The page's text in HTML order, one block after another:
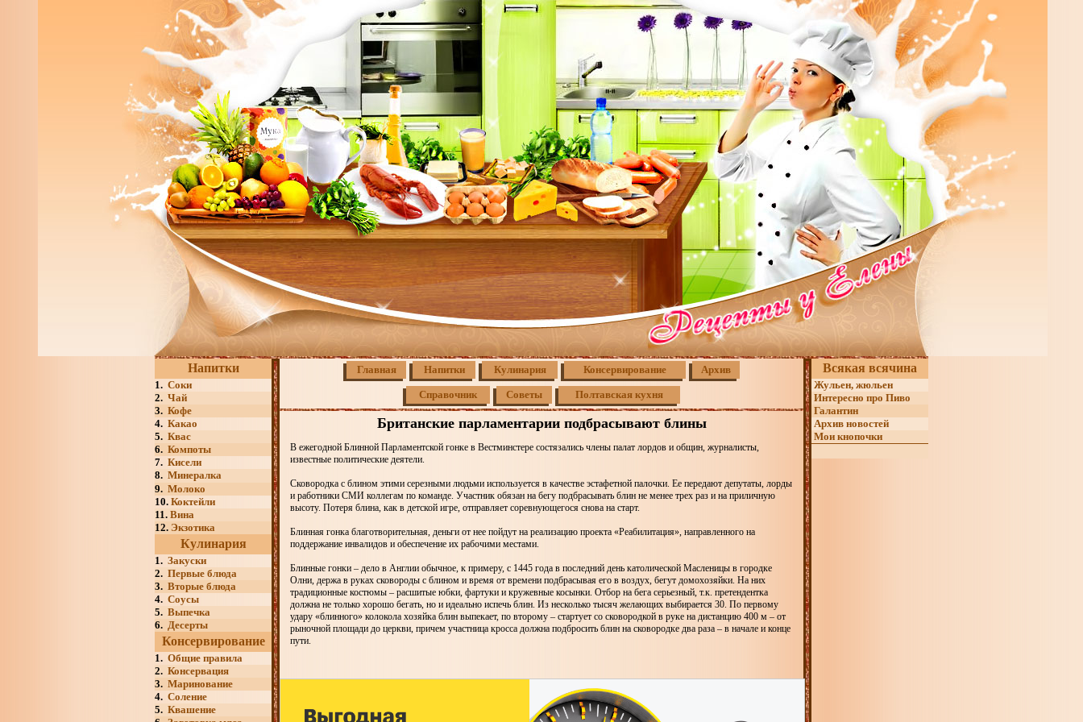
Напитки
1. Соки
2. Чай
3. Кофе
4. Какао
5. Квас
6. Компоты
7. Кисели
8. Минералка
9. Молоко
10. Коктейли
11. Вина
12. Экзотика
Кулинария
1. Закуски
2. Первые блюда
3. Вторые блюда
4. Соусы
5. Выпечка
6. Десерты
Консервирование
1. Общие правила
2. Консервация
3. Маринование
4. Соление
5. Квашение
Главная Напитки Кулинария Консервирование Архив
Справочник Советы Полтавская кухня
Британские парламентарии подбрасывают блины
В ежегодной Блинной Парламентской гонке в Вестминстере состязались члены палат лордов и общин, журналисты,
известные политические деятели.
Сковородка с блином этими серезными людьми используется в качестве эстафетной палочки. Ее передают депутаты, лорды
и работники СМИ коллегам по команде. Участник обязан на бегу подбрасывать блин не менее трех раз и на приличную
высоту. Потеря блина, как в детской игре, отправляет соревнующегося снова на старт.
Блинная гонка благотворительная, деньги от нее пойдут на реализацию проекта «Реабилитация», направленного на
поддержание инвалидов и обеспечение их рабочими местами.
Блинные гонки – дело в Англии обычное, к примеру, с 1445 года в последний день католической Масленицы в городке
Олни, держа в руках сковороды с блином и время от времени подбрасывая его в воздух, бегут домохозяйки. На них
традиционные костюмы – расшитые юбки, фартуки и кружевные косынки. Отбор на бега серьезный, т.к. претендентка
должна не только хорошо бегать, но и идеально испечь блин. Из несколько тысяч желающих выбирается 30. По первому
удару «блинного» колокола хозяйка блин выпекает, по второму – стартует со сковородкой в руке на дистанцию 400 м – от
рыночной площади до церкви, причем участница кросса должна подбросить блин на сковородке два раза – в начале и конце
пути.
Всякая всячина
Жульен, жюльен
Интересно про Пиво
Галантин
Архив новостей
Мои кнопочки